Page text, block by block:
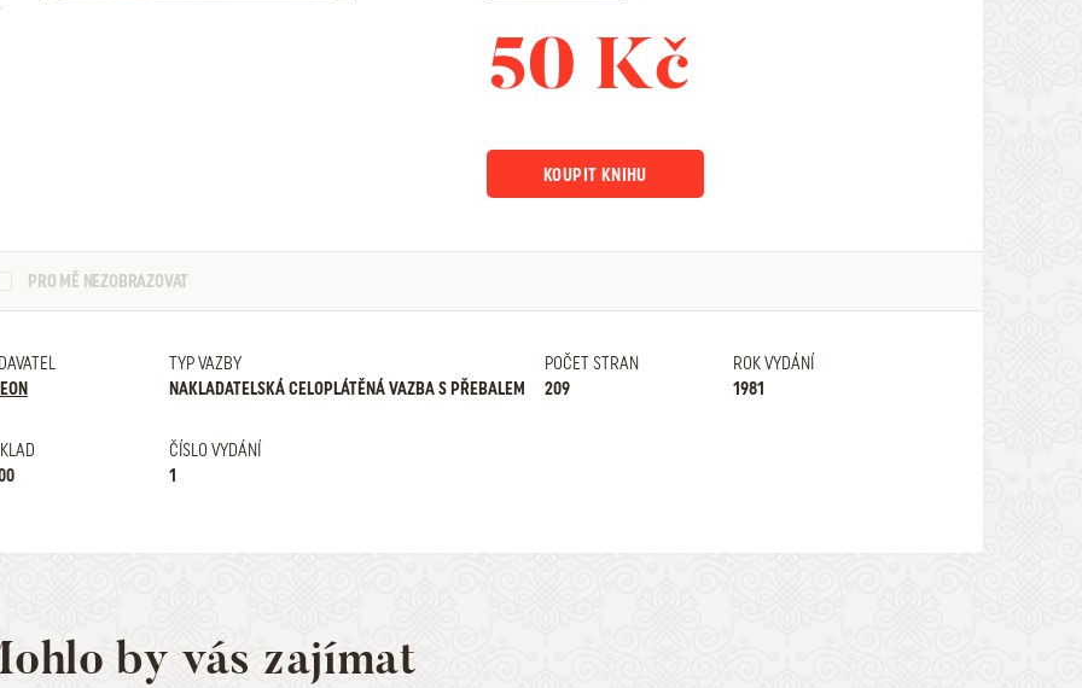
50 Kč
KOUPIT KNIHU
PRO MĚ NEZOBRAZOVAT
TYP VAZBY
NAKLADATELSKÁ CELOPLÁTĚNÁ VAZBA S PŘEBALEM
POČET STRAN
209
ROK VYDÁNÍ
1981
ČÍSLO VYDÁNÍ
1
by vás zajímat